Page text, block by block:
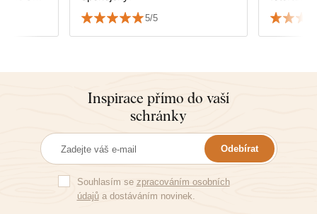
5/5
👏
Inspirace přímo do vaší
schránky
Odebírat
Souhlasím se zpracováním osobních
údajůa dostáváním novinek.